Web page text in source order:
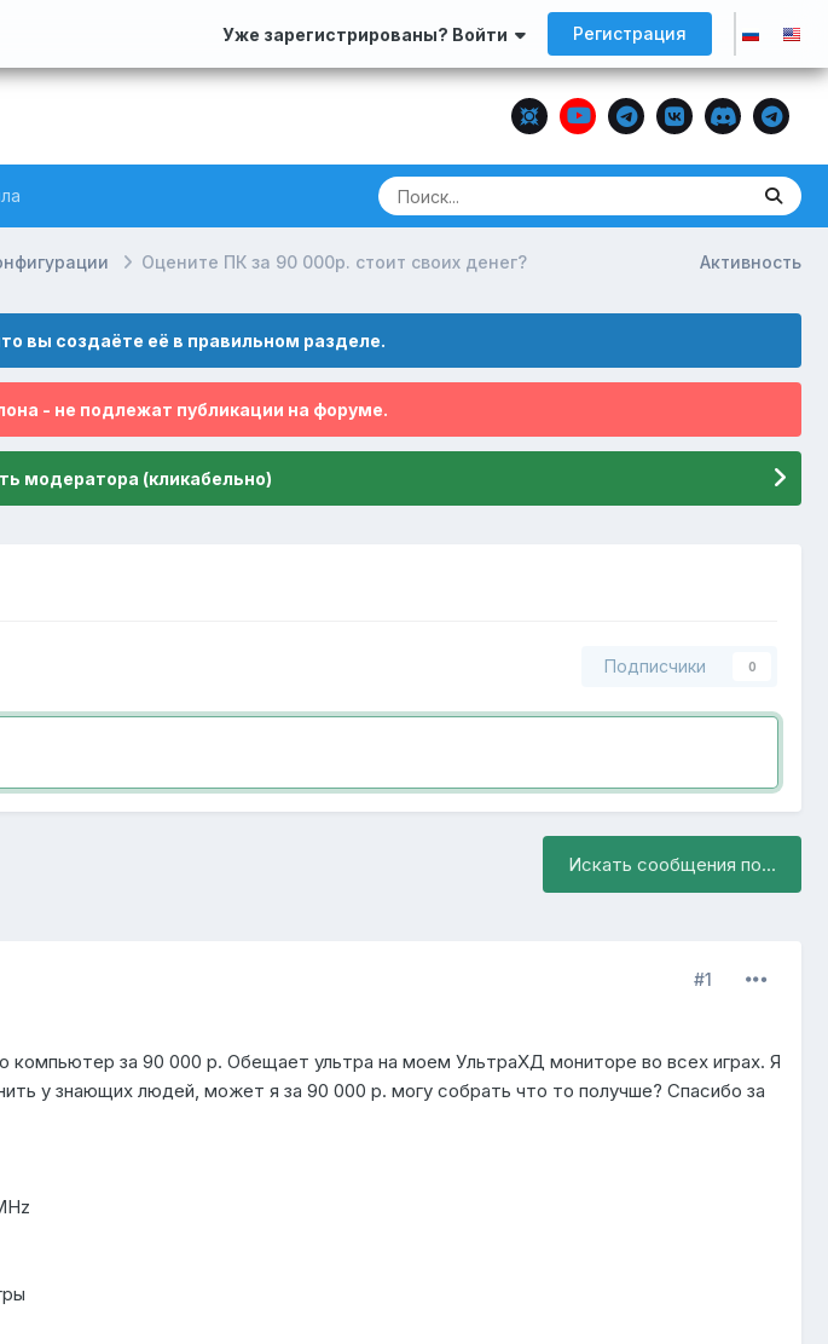
Уже зарегистрированы? Войти Регистрация
Активность
Оцените ПК за 90 000р. стоит своих денег?
вы создаёте её в правильном разделе.
- не подлежат публикации на форуме.
модератора (кликабельно)
Подписчики 0
Искать сообщения по...
#1
компьютер за 90 000 р. Обещает ультра на моем УльтраХД мониторе во всех играх. Я
у знающих людей, может я за 90 000 р. могу собрать что то получше? Спасибо за